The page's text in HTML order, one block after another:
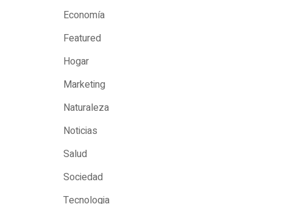
Economía
Featured
Hogar
Marketing
Naturaleza
Noticias
Salud
Sociedad
Tecnologia